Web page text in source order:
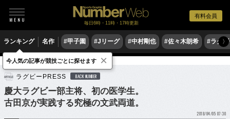
有料会員
毎日6時・11時・17時更新
ランキング 名作 #甲子園 #Jリーグ #中村剛也 #佐々木朗希 #ラグ〉
ラグビー 大学ラグビー
ラグビーPRESS BACK NUMBER
慶大ラグビー部主将、初の医学生。
古田京が実践する究極の文武両道。
2018/04/05 07:30
今人気の記事が競技ごとに探せます ×